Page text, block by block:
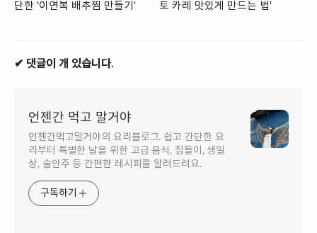
단한 '이연복 배추찜 만들기'
토 카레 맛있게 만드는 법'
✔ 댓글이 개 있습니다.
언젠간 먹고 말거야
언젠간먹고말거야의 요리블로그. 쉽고 간단한 요
리부터 특별한 날을 위한 고급 음식, 집들이, 생일
상, 술안주 등 간편한 레시피를 알려드려요.
구독하기